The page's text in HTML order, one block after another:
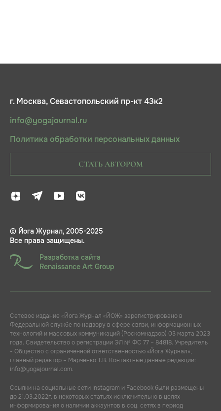
г. Москва, Севастопольский пр-кт 43к2
info@yogajournal.ru
Политика обработки персональных данных
СТАТЬ АВТОРОМ
© Йога Журнал, 2005-2025
Все права защищены.
Разработка сайта
Renaissance Art Group
Сетевое издание «Йога Журнал «ЙОЖ» зарегистрировано в
Федеральной службе по надзору в сфере связи, информационных
технологий и массовых коммуникаций (Роскомнадзор) 03 марта 2023
года. Свидетельство о регистрации ЭЛ № ФС 77 – 84818. Учредитель
- Общество с ограниченной ответственностью «Йога Журнал»,
главный редактор – Марченко Т.В. Контактные данные редакции:
info@yogajournal.com.
Ссылки на социальные сети Instagram и Facebook были размещены
до 21.03.2022г. в некоторых статьях исключительно в целях
информирования о наличии аккаунтов в соц. сетях в период